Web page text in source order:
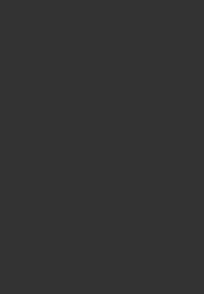
ート